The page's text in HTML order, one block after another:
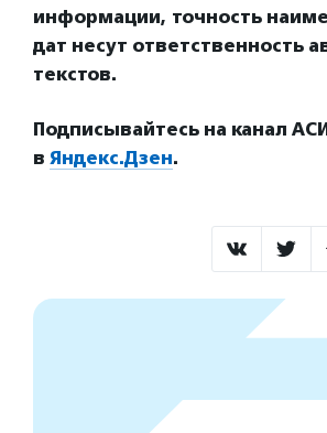
информации, точность
дат несут ответственность
текстов.
Подписывайтесь на канал
в Яндекс.Дзен.